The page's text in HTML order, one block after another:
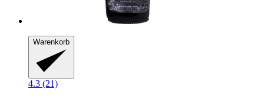
Warenkorb
4.3 (21)